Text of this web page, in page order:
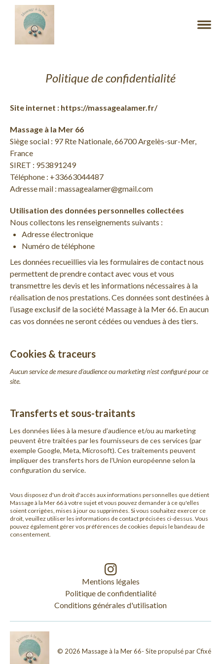
Politique de confidentialité
Site internet : https://massagealamer.fr/
Massage à la Mer 66
Siège social : 97 Rte Nationale, 66700 Argelès-sur-Mer,
France
SIRET : 953891249
Téléphone : +33663044487
Adresse mail : massagealamer@gmail.com
Utilisation des données personnelles collectées
Nous collectons les renseignements suivants :
Adresse électronique
Numéro de téléphone
Les données recueillies via les formulaires de contact nous
permettent de prendre contact avec vous et vous
transmettre les devis et les informations nécessaires à la
réalisation de nos prestations. Ces données sont destinées à
l’usage exclusif de la société Massage à la Mer 66. En aucun
cas vos données ne seront cédées ou vendues à des tiers.
Cookies & traceurs
Aucun service de mesure d’audience ou marketing n’est configuré pour ce
site.
Transferts et sous-traitants
Les données liées à la mesure d’audience et/ou au marketing
peuvent être traitées par les fournisseurs de ces services (par
exemple Google, Meta, Microsoft). Ces traitements peuvent
impliquer des transferts hors de l’Union européenne selon la
configuration du service.
Vous disposez d'un droit d'accès aux informations personnelles que détient
Massage à la Mer 66à votre sujet et vous pouvez demander à ce qu'elles
soient corrigées, mises à jour ou supprimées. Si vous souhaitez exercer ce
droit, veuillez utiliser les informations de contact précisées ci-dessus. Vous
pouvez également gérer vos préférences de cookies depuis le bandeau de
consentement.
Mentions légales
Politique de confidentialité
Conditions générales d'utilisation
© 2026 Massage à la Mer 66- Site propulsé parCfixé